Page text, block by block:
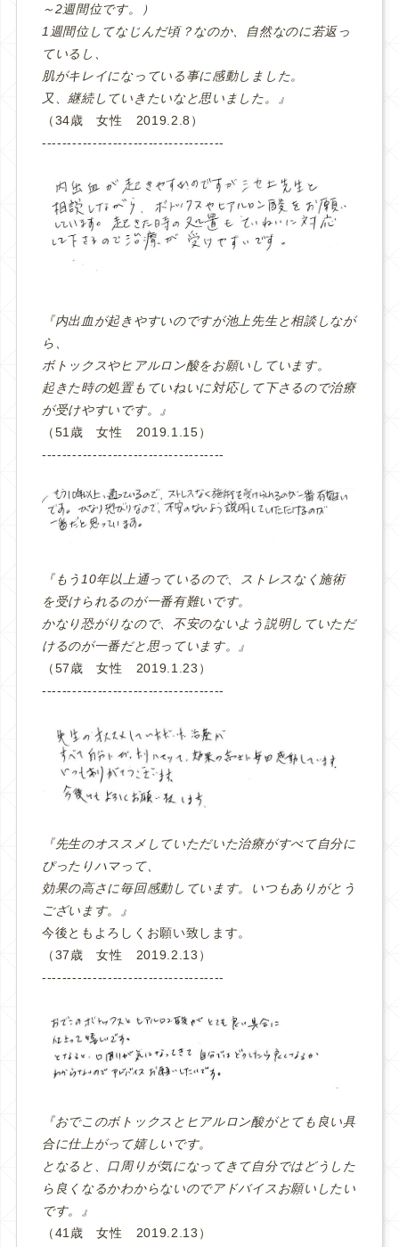
～2週間位です。）
1週間位してなじんだ頃？なのか、自然なのに若返っ
ているし、
肌がキレイになっている事に感動しました。
又、継続していきたいなと思いました。』
（34歳 女性 2019.2.8）
‐‐‐‐‐‐‐‐‐‐‐‐‐‐‐‐‐‐‐‐‐‐‐‐‐‐‐‐‐‐‐‐‐‐‐‐
『内出血が起きやすいのですが池上先生と相談しなが
ら、
ボトックスやヒアルロン酸をお願いしています。
起きた時の処置もていねいに対応して下さるので治療
が受けやすいです。』
（51歳 女性 2019.1.15）
‐‐‐‐‐‐‐‐‐‐‐‐‐‐‐‐‐‐‐‐‐‐‐‐‐‐‐‐‐‐‐‐‐‐‐‐
『もう10年以上通っているので、ストレスなく施術
を受けられるのが一番有難いです。
かなり恐がりなので、不安のないよう説明していただ
けるのが一番だと思っています。』
（57歳 女性 2019.1.23）
‐‐‐‐‐‐‐‐‐‐‐‐‐‐‐‐‐‐‐‐‐‐‐‐‐‐‐‐‐‐‐‐‐‐‐‐
『先生のオススメしていただいた治療がすべて自分に
ぴったりハマって、
効果の高さに毎回感動しています。いつもありがとう
ございます。』
今後ともよろしくお願い致します。
（37歳 女性 2019.2.13）
‐‐‐‐‐‐‐‐‐‐‐‐‐‐‐‐‐‐‐‐‐‐‐‐‐‐‐‐‐‐‐‐‐‐‐‐
『おでこのボトックスとヒアルロン酸がとても良い具
合に仕上がって嬉しいです。
となると、口周りが気になってきて自分ではどうした
ら良くなるかわからないのでアドバイスお願いしたい
です。』
（41歳 女性 2019.2.13）